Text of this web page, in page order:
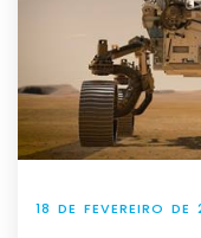
18 DE FEVEREIRO DE